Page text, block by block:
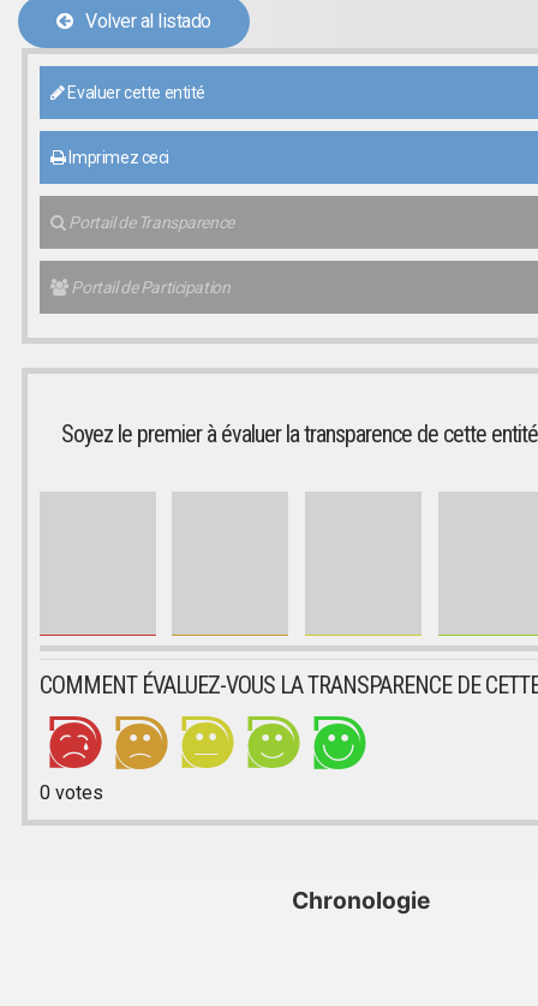
Volver al listado
Evaluer cette entité
Imprimez ceci
Portail de Transparence
Portail de Participation
Soyez le premier à évaluer la transparence de cette entité
COMMENT ÉVALUEZ-VOUS LA TRANSPARENCE DE
0votes
Chronologie